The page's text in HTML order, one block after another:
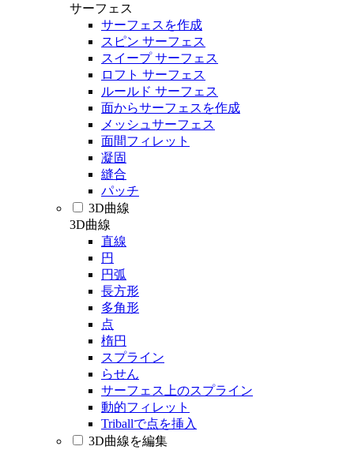
サーフェス
サーフェスを作成
スピン サーフェス
スイープ サーフェス
ロフト サーフェス
ルールド サーフェス
面からサーフェスを作成
メッシュサーフェス
面間フィレット
凝固
縫合
パッチ
3D曲線
3D曲線
直線
円
円弧
長方形
多角形
点
楕円
スプライン
らせん
サーフェス上のスプライン
動的フィレット
Triballで点を挿入
3D曲線を編集